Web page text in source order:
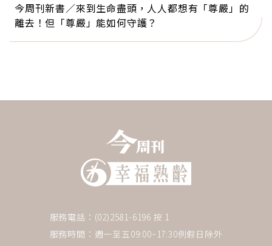
今周刊新書／來到生命盡頭，人人都想有「尊嚴」的
離去！但「尊嚴」能如何守護？
服務電話：(02)2581-6196 按 1
服務時間：週一至五09:00~17:30例假日除外